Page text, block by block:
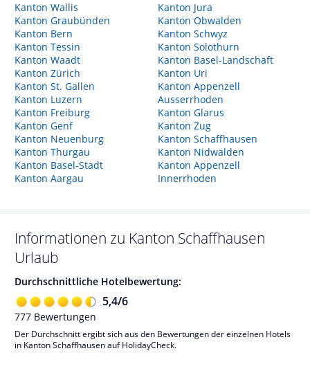
Kanton Wallis
Kanton Graubünden
Kanton Bern
Kanton Tessin
Kanton Waadt
Kanton Zürich
Kanton St. Gallen
Kanton Luzern
Kanton Freiburg
Kanton Genf
Kanton Neuenburg
Kanton Thurgau
Kanton Basel-Stadt
Kanton Aargau
Kanton Jura
Kanton Obwalden
Kanton Schwyz
Kanton Solothurn
Kanton Basel-Landschaft
Kanton Uri
Kanton Appenzell
Ausserrhoden
Kanton Glarus
Kanton Zug
Kanton Schaffhausen
Kanton Nidwalden
Kanton Appenzell
Innerrhoden
Informationen zu Kanton Schaffhausen
Urlaub
Durchschnittliche Hotelbewertung:
5,4/6
777 Bewertungen
Der Durchschnitt ergibt sich aus den Bewertungen der einzelnen Hotels
in Kanton Schaffhausen auf HolidayCheck.